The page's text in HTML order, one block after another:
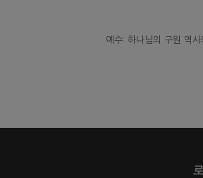
예수: 하나님의 구원 역